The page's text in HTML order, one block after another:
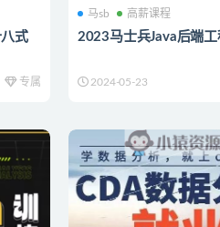
式
专属
马sb 高薪课程
2023马士兵Java后端工
2024-05-23